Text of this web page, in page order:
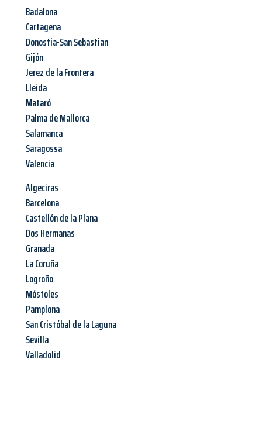
Badalona
Cartagena
Donostia-San Sebastian
Gijón
Jerez de la Frontera
Lleida
Mataró
Palma de Mallorca
Salamanca
Saragossa
Valencia
Algeciras
Barcelona
Castellón de la Plana
Dos Hermanas
Granada
La Coruña
Logroño
Móstoles
Pamplona
San Cristóbal de la Laguna
Sevilla
Valladolid